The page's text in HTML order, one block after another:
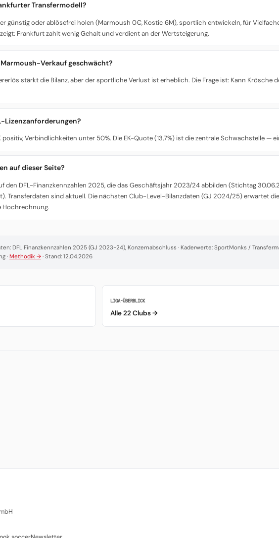
Transfermodell?
günstig oder ablösefrei holen (Marmoush 0€, Kostic 6M), sportlich entwickeln, für
Frankfurt zahlt wenig Gehalt und verdient an der Wertsteigerung.
Verkauf geschwächt?
stärkt die Bilanz, aber der sportliche Verlust ist erheblich. Die Frage ist: Kann
Lizenzanforderungen?
positiv, Verbindlichkeiten unter 50%. Die EK-Quote (13,7%) ist die zentrale Schwachstelle —
auf dieser Seite?
den DFL-Finanzkennzahlen 2025, die das Geschäftsjahr 2023/24 abbilden (Stichtag
Transferdaten sind aktuell. Die nächsten Club-Level-Bilanzdaten (GJ 2024/25) erwartet
Hochrechnung.
DFL Finanzkennzahlen 2025 (GJ 2023-24), Konzernabschluss · Kaderwerte: SportMonks /
· Methodik → · Stand: 12.04.2026
LIGA-ÜBERBLICK
Alle 22 Clubs →